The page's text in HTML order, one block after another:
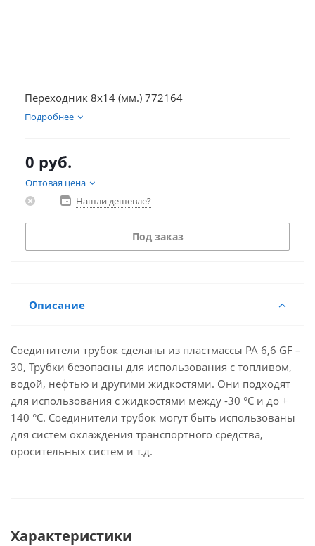
Переходник 8х14 (мм.) 772164
Подробнее
0 руб.
Оптовая цена
Нашли дешевле?
Под заказ
Описание
Соединители трубок сделаны из пластмассы PA 6,6 GF –
30, Трубки безопасны для использования с топливом,
водой, нефтью и другими жидкостями. Они подходят
для использования с жидкостями между -30 °C и до +
140 °C. Соединители трубок могут быть использованы
для систем охлаждения транспортного средства,
оросительных систем и т.д.
Характеристики